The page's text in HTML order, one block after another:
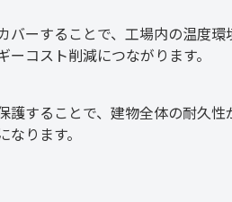
バーすることで、工場内の温度環
コスト削減につながります。
護することで、建物全体の耐久性
ります。